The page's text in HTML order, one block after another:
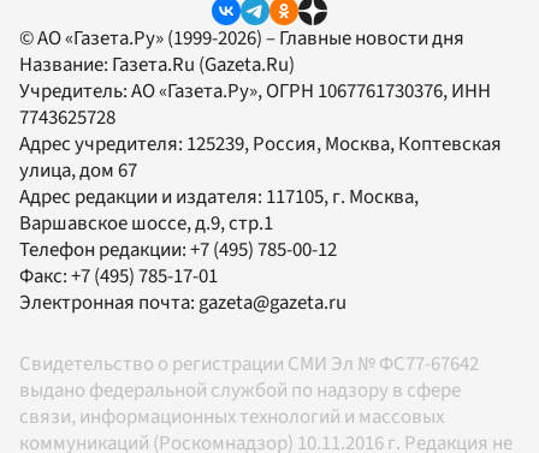
© АО «Газета.Ру» (1999-2026) – Главные новости дня
Название: Газета.Ru (Gazeta.Ru)
Учредитель:АО «Газета.Ру», ОГРН 1067761730376, ИНН
7743625728
Адрес учредителя: 125239, Россия, Москва, Коптевская
улица, дом 67
Адрес редакции и издателя: 117105, г. Москва,
Варшавское шоссе, д.9, стр.1
Телефон редакции:+7 (495) 785-00-12
Факс:+7 (495) 785-17-01
Электронная почта:gazeta@gazeta.ru
Свидетельство о регистрации СМИ Эл № ФС77-67642
выдано федеральной службой по надзору в сфере
связи, информационных технологий и массовых
коммуникаций (Роскомнадзор) 10.11.2016 г. Редакция не